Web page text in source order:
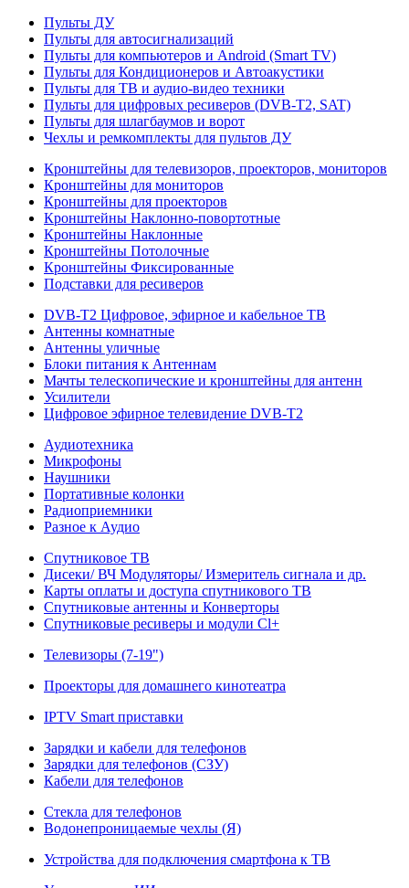
Пульты ДУ
Пульты для автосигнализаций
Пульты для компьютеров и Android (Smart TV)
Пульты для Кондиционеров и Автоакустики
Пульты для ТВ и аудио-видео техники
Пульты для цифровых ресиверов (DVB-T2, SAT)
Пульты для шлагбаумов и ворот
Чехлы и ремкомплекты для пультов ДУ
Кронштейны для телевизоров, проекторов, мониторов
Кронштейны для мониторов
Кронштейны для проекторов
Кронштейны Наклонно-повортотные
Кронштейны Наклонные
Кронштейны Потолочные
Кронштейны Фиксированные
Подставки для ресиверов
DVB-T2 Цифровое, эфирное и кабельное ТВ
Антенны комнатные
Антенны уличные
Блоки питания к Антеннам
Мачты телескопические и кронштейны для антенн
Усилители
Цифровое эфирное телевидение DVB-Т2
Аудиотехника
Микрофоны
Наушники
Портативные колонки
Радиоприемники
Разное к Аудио
Спутниковое ТВ
Дисеки/ ВЧ Модуляторы/ Измеритель сигнала и др.
Карты оплаты и доступа спутникового ТВ
Спутниковые антенны и Конверторы
Спутниковые ресиверы и модули Cl+
Телевизоры (7-19")
Проекторы для домашнего кинотеатра
IPTV Smart приставки
Зарядки и кабели для телефонов
Зарядки для телефонов (СЗУ)
Кабели для телефонов
Стекла для телефонов
Водонепроницаемые чехлы (Я)
Устройства для подключения смартфона к ТВ